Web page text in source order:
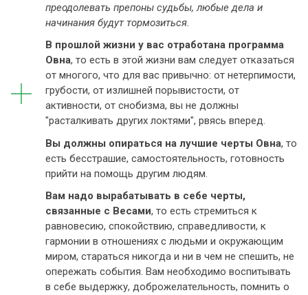
преодолевать препоны судьбы, любые дела и
начинания будут тормозиться.
В прошлой жизни у вас отработана программа
Овна, то есть в этой жизни вам следует отказаться
от многого, что для вас привычно: от нетерпимости,
грубости, от излишней порывистости, от
активности, от снобизма, вы не должны
"расталкивать других локтями", рвясь вперед.
Вы должны опираться на лучшие черты Овна, то
есть бесстрашие, самостоятельность, готовность
прийти на помощь другим людям.
Вам надо вырабатывать в себе черты,
связанные с Весами, то есть стремиться к
равновесию, спокойствию, справедливости, к
гармонии в отношениях с людьми и окружающим
миром, стараться никогда и ни в чем не спешить, не
опережать события. Вам необходимо воспитывать
в себе выдержку, доброжелательность, помнить о